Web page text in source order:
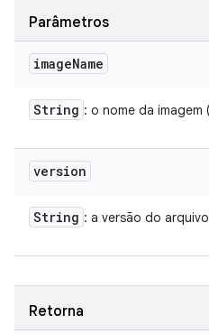
Parâmetros
imageName
String : o nome da
version
String : a versão do
Retorna